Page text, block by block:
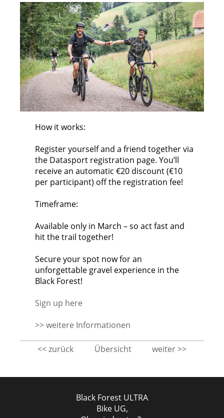
How it works:
Register yourself and a friend together via
the Datasport registration page. You’ll
receive an automatic €20 discount (€10
per participant) off the registration fee!
Timeframe:
Available only in March – so act fast and
hit the trail together!
Secure your spot now for an
unforgettable gravel experience in the
Black Forest!
Sign up here
>> weitere Informationen
<< zurück weiter >>
Übersicht
Black Forest ULTRA
Bike UG,